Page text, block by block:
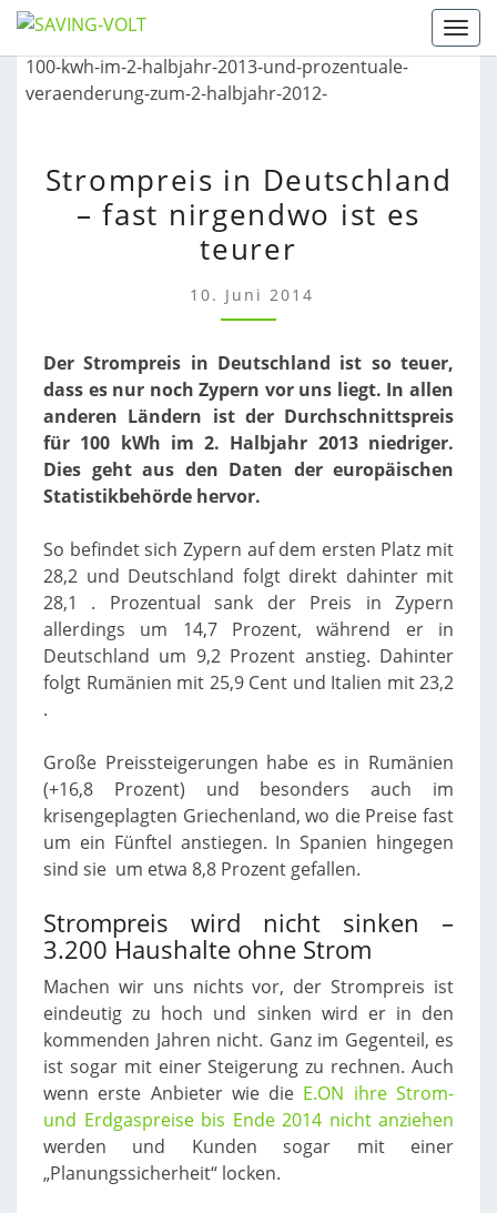
Skip
to
IN
DEUTSCHLAND
–
FAST
NIRGENDWO
IST
TEURER
Strompreis in Deutschland
– fast nirgendwo ist es
teurer
10. Juni 2014
Der Strompreis in Deutschland ist so teuer,
dass es nur noch Zypern vor uns liegt. In allen
anderen Ländern ist der Durchschnittspreis
für 100 kWh im 2. Halbjahr 2013 niedriger.
Dies geht aus den Daten der europäischen
Statistikbehörde hervor.
So befindet sich Zypern auf dem ersten Platz mit
28,2 und Deutschland folgt direkt dahinter mit
28,1 . Prozentual sank der Preis in Zypern
allerdings um 14,7 Prozent, während er in
Deutschland um 9,2 Prozent anstieg. Dahinter
folgt Rumänien mit 25,9 Cent und Italien mit 23,2
.
Große Preissteigerungen habe es in Rumänien
(+16,8 Prozent) und besonders auch im
krisengeplagten Griechenland, wo die Preise fast
um ein Fünftel anstiegen. In Spanien hingegen
sind sie um etwa 8,8 Prozent gefallen.
Strompreis wird nicht sinken –
3.200 Haushalte ohne Strom
Machen wir uns nichts vor, der Strompreis ist
eindeutig zu hoch und sinken wird er in den
kommenden Jahren nicht. Ganz im Gegenteil, es
ist sogar mit einer Steigerung zu rechnen. Auch
wenn erste Anbieter wie die E.ON ihre Strom-
und Erdgaspreise bis Ende 2014 nicht anziehen
werden und Kunden sogar mit einer
„Planungssicherheit“ locken.